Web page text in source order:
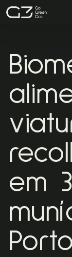
Skip
to
em 3
Porto